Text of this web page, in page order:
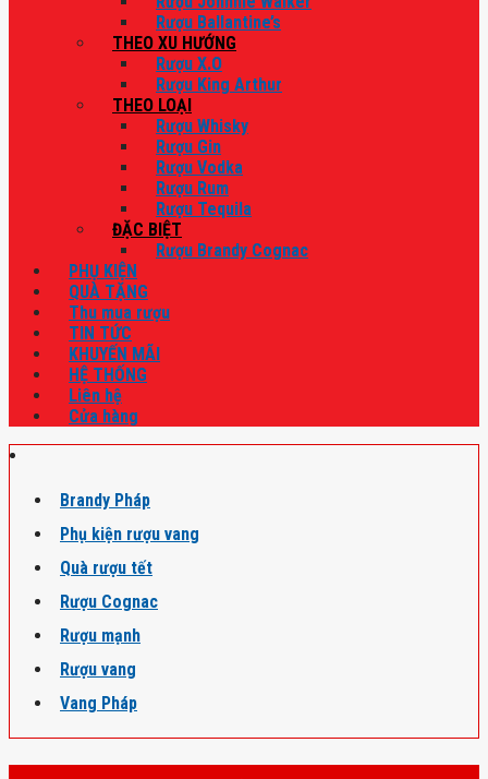
Rượu Ballantine’s
THEO XU HƯỚNG
Rượu X.O
Rượu King Arthur
THEO LOẠI
Rượu Whisky
Rượu Gin
Rượu Vodka
Rượu Rum
Rượu Tequila
ĐẶC BIỆT
Rượu Brandy Cognac
PHỤ KIỆN
QUÀ TẶNG
Thu mua rượu
TIN TỨC
KHUYẾN MÃI
HỆ THỐNG
Liên hệ
Cửa hàng
Brandy Pháp
Phụ kiện rượu vang
Quà rượu tết
Rượu Cognac
Rượu mạnh
Rượu vang
Vang Pháp